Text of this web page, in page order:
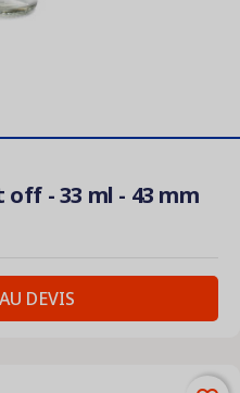
- 33 ml - 43 mm
DEVIS